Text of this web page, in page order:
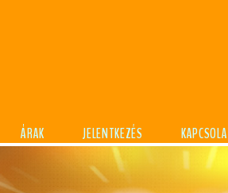
ÁRAK JELENTKEZÉS